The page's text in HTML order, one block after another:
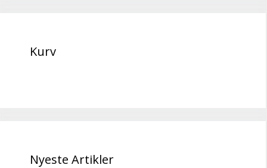
Kurv
Nyeste Artikler